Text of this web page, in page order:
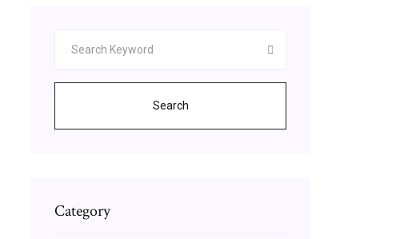
Search
Category